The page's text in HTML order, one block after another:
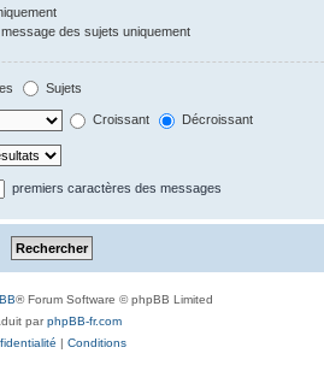
des sujets uniquement
Sujets
Croissant Décroissant
premiers caractères des messages
® Forum Software © phpBB Limited
parphpBB-fr.com
Conditions